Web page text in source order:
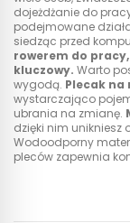
dojeżdżanie do
podejmowane
siedząc przed
rowerem do
kluczowy. Warto
wygodą. Plecak na
wystarczająco
ubrania na zmianę.
dzięki nim unikniesz
Wodoodporny
pleców zapewnia